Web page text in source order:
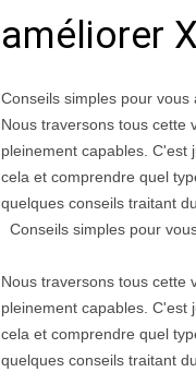
améliorer
Conseils simples pour
Nous traversons tous cette
pleinement capables. C'est
cela et comprendre quel
quelques conseils traitant
Conseils simples pour
Nous traversons tous cette
pleinement capables. C'est
cela et comprendre quel
quelques conseils traitant